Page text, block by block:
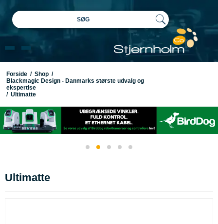
SØG
Forside / Shop /
Blackmagic Design - Danmarks største udvalg og
ekspertise
/ Ultimatte
Ultimatte